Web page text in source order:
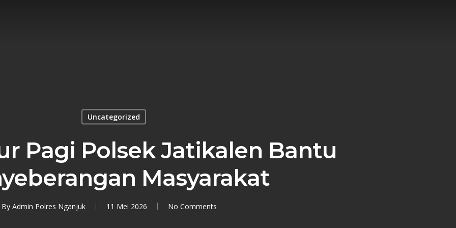
Uncategorized
Pagi Polsek Jatikalen Bantu
Masyarakat
By Admin Polres Nganjuk 11 Mei 2026 No Comments